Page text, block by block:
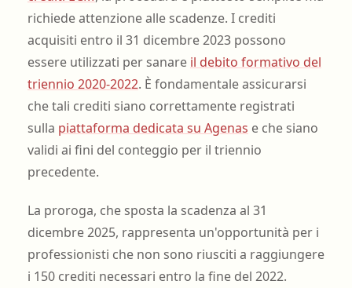
richiede attenzione alle scadenze. I crediti
acquisiti entro il 31 dicembre 2023 possono
essere utilizzati per sanare il debito formativo del
triennio 2020-2022. È fondamentale assicurarsi
che tali crediti siano correttamente registrati
sulla piattaforma dedicata su Agenas e che siano
validi ai fini del conteggio per il triennio
precedente.
La proroga, che sposta la scadenza al 31
dicembre 2025, rappresenta un'opportunità per i
professionisti che non sono riusciti a raggiungere
i 150 crediti necessari entro la fine del 2022.